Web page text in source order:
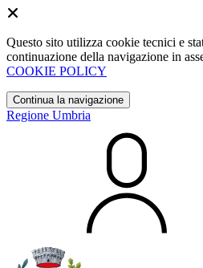
Questo sito utilizza cookie tecnici e
continuazione della navigazione in
COOKIE POLICY
Continua la navigazione
Regione Umbria